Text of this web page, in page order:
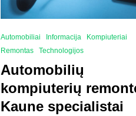
Automobiliai Informacija
Kompiuteriai
Remontas
Technologijos
Automobilių
kompiuterių
Kaune specialistai